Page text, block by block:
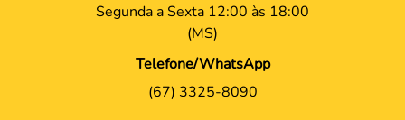
Segunda a Sexta 12:00 às 18:00
(MS)
Telefone/WhatsApp
(67) 3325-8090